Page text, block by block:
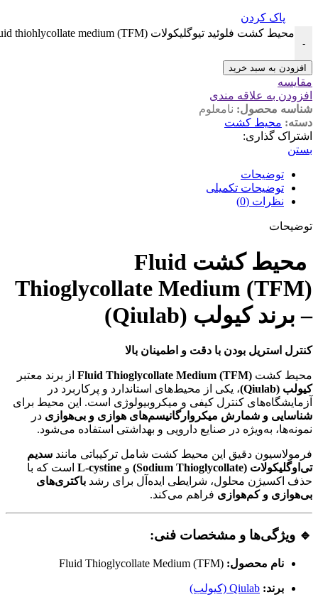
پاک کردن
-
محیط کشت فلوئید تیوگلیکولات fluid thiohlycollate medium (TFM) عدد
افزودن به سبد خرید
مقایسه
افزودن به علاقه مندی
شناسه محصول: نامعلوم
دسته: محیط کشت
اشتراک گذاری:
بستن
توضیحات
توضیحات تکمیلی
نظرات (0)
توضیحات
محیط کشت Fluid
Thioglycollate Medium (TFM)
– برند کیولب (Qiulab)
کنترل استریل بودن با دقت و اطمینان بالا
محیط کشت Fluid Thioglycollate Medium (TFM) از برند معتبر
کیولب (Qiulab)
، یکی از محیط‌های استاندارد و پرکاربرد در
آزمایشگاه‌های کنترل کیفی و میکروبیولوژی است. این محیط برای
شناسایی و شمارش میکروارگانیسم‌های هوازی و بی‌هوازی در
نمونه‌ها، به‌ویژه در صنایع دارویی و بهداشتی استفاده می‌شود.
فرمولاسیون دقیق این محیط کشت شامل ترکیباتی مانند سدیم
تی‌اوگلیکولات (Sodium Thioglycollate)
و L-cystine است که با
حذف اکسیژن محلول، شرایطی ایده‌آل برای رشد باکتری‌های
بی‌هوازی و کم‌هوازی فراهم می‌کند.
🔹 ویژگی‌ها و مشخصات فنی:
نام محصول:
برند: Qiulab (کیولب)